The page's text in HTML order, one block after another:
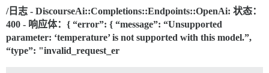
/日志 - DiscourseAi::Completions::Endpoints::OpenAi: 状态：
400 - 响应体：{ “error”: { “message”: “Unsupported
parameter: ‘temperature’ is not supported with this model.”,
“type”: "invalid_request_er